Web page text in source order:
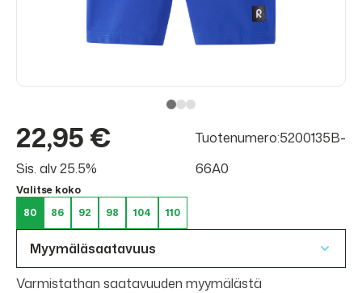
22,95 €
Sis. alv 25.5%
Tuotenumero:5200135B-
66A0
Valitse koko
80
86 92 98 104 110
Myymäläsaatavuus
Varmistathan saatavuuden myymälästä